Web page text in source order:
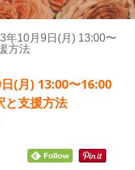
年10月9日(月) 13:00〜
方法
(月) 13:00〜16:00
支援方法